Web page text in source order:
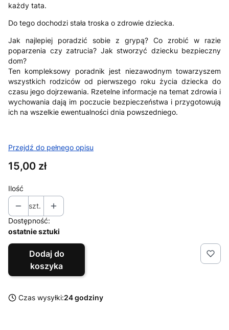
każdy tata.
Do tego dochodzi stała troska o zdrowie dziecka.
Jak najlepiej poradzić sobie z grypą? Co zrobić w razie
poparzenia czy zatrucia? Jak stworzyć dziecku bezpieczny
dom?
Ten kompleksowy poradnik jest niezawodnym towarzyszem
wszystkich rodziców od pierwszego roku życia dziecka do
czasu jego dojrzewania. Rzetelne informacje na temat zdrowia i
wychowania dają im poczucie bezpieczeństwa i przygotowują
ich na wszelkie ewentualności dnia powszedniego.
Przejdź do pełnego opisu
Cena
15,00 zł
Ilość
szt.
Dostępność:
ostatnie sztuki
Dodaj do
koszyka
Czas wysyłki:24 godziny